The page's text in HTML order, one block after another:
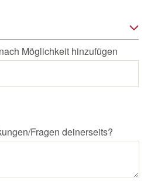
Möglichkeit hinzufügen
Fragen deinerseits?